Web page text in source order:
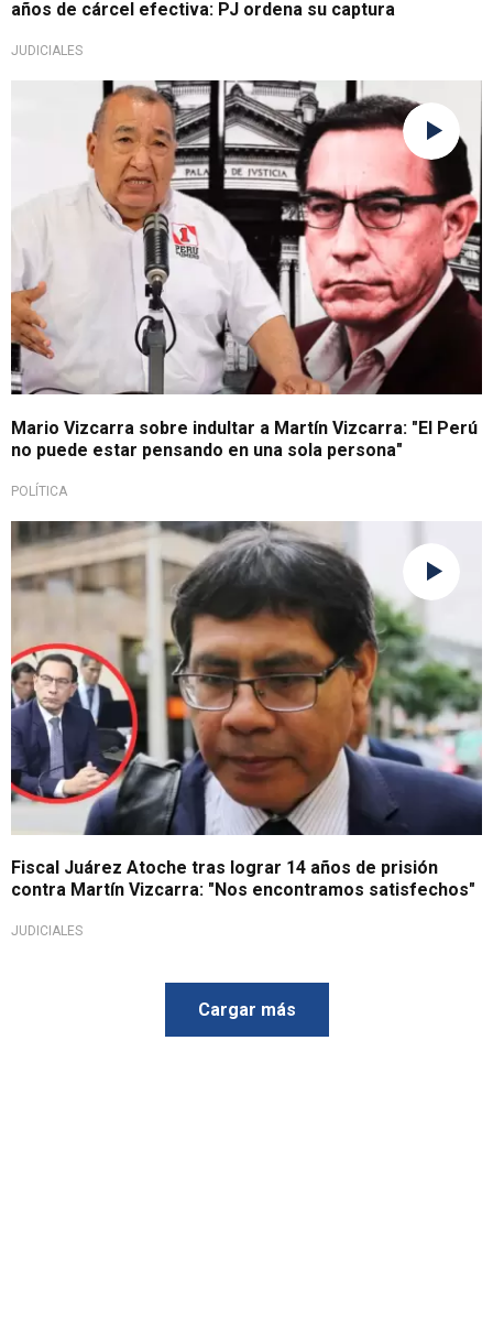
años de cárcel efectiva: PJ ordena su captura
JUDICIALES
Tras sentencia de prisión
Mario Vizcarra sobre indultar a Martín Vizcarra: "El Perú
no puede estar pensando en una sola persona"
POLÍTICA
No apelarán
Fiscal Juárez Atoche tras lograr 14 años de prisión
contra Martín Vizcarra: "Nos encontramos satisfechos"
JUDICIALES
Cargar más